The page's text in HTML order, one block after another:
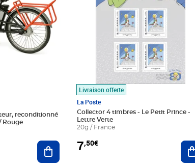
reconditionné
Rouge
Ajouter au panier
Livraison offerte
La Poste
Collector 4 timbres - Le Petit Prince -
Lettre Verte
20g / France
7,50€